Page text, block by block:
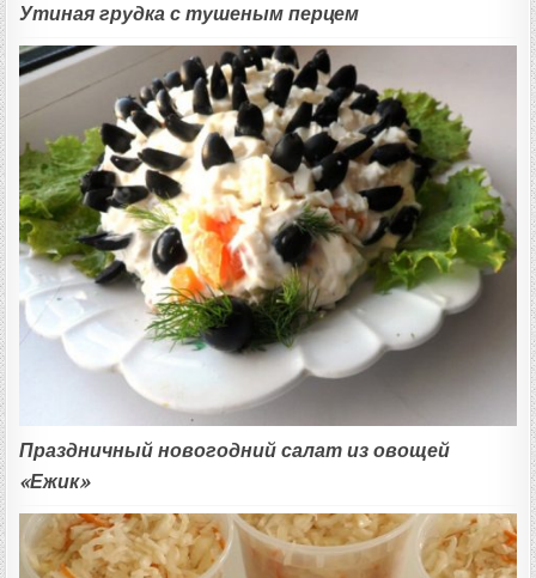
Утиная грудка с тушеным перцем
Праздничный новогодний салат из овощей
«Ежик»